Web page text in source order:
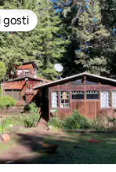
gosti
gosti